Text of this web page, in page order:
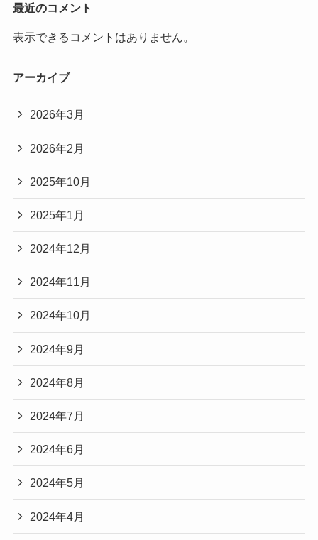
最近のコメント
表示できるコメントはありません。
アーカイブ
2026年3月
2026年2月
2025年10月
2025年1月
2024年12月
2024年11月
2024年10月
2024年9月
2024年8月
2024年7月
2024年6月
2024年5月
2024年4月